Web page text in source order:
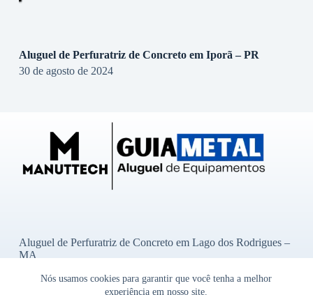
Nós usamos cookies para garantir que você tenha a melhor
experiência em nosso site.
Aluguel de Perfuratriz de Concreto em Iporã – PR
30 de agosto de 2024
Aluguel de Perfuratriz de Concreto em Lago dos Rodrigues –
MA
Aluguel de Perfuratriz de Concreto em Bady Bassitt – SP
Aluguel de Perfuratriz de Concreto em Alto Garças – MT